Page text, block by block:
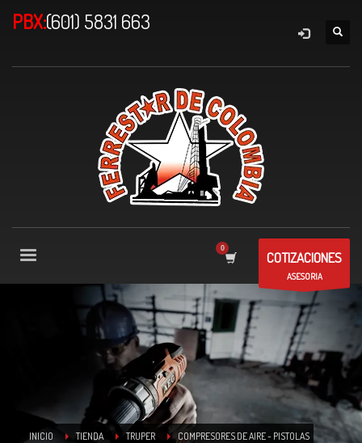
PBX:(601) 5831 663
COTIZACIONES
ASESORIA
INICIO TIENDA TRUPER COMPRESORES DE AIRE - PISTOLAS